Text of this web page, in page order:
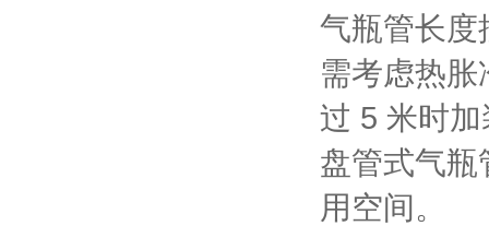
气瓶管长度
需考虑热
过 5 米时
盘管式气瓶
用空间。